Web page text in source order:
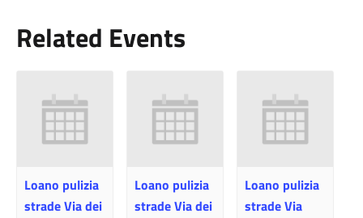
Related Events
Loano pulizia
strade Via dei
Loano pulizia
strade Via dei
Loano pulizia
strade Via